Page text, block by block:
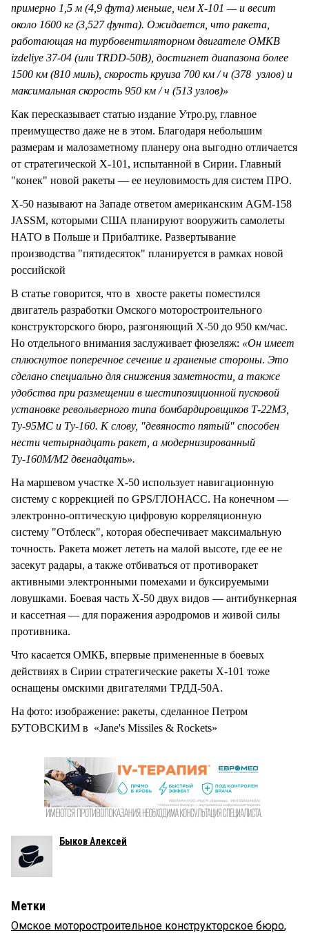
примерно 1,5 м (4,9 фута) меньше, чем Х-101 — и весит
около 1600 кг (3,527 фунта). Ожидается, что ракета,
работающая на турбовентиляторном двигателе OMKB
izdeliye 37-04 (или TRDD-50B), достигнет диапазона более
1500 км (810 миль), скорость круиза 700 км / ч (378 узлов) и
максимальная скорость 950 км / ч (513 узлов)»
Как пересказывает статью издание Утро.ру, главное
преимущество даже не в этом. Благодаря небольшим
размерам и малозаметному планеру она выгодно отличается
от стратегической X-101, испытанной в Сирии. Главный
"конек" новой ракеты — ее неуловимость для систем ПРО.
X-50 называют на Западе ответом американским AGM-158
JASSM, которыми США планируют вооружить самолеты
НАТО в Польше и Прибалтике. Развертывание
производства "пятидесяток" планируется в рамках новой
российской
В статье говорится, что в хвосте ракеты поместился
двигатель разработки Омского моторостроительного
конструкторского бюро, разгоняющий X-50 до 950 км/час.
Но отдельного внимания заслуживает фюзеляж: «Он имеет
сплюснутое поперечное сечение и граненые стороны. Это
сделано специально для снижения заметности, а также
удобства при размещении в шестипозиционной пусковой
установке револьверного типа бомбардировщиков Т-22М3,
Ту-95МС и Ту-160. К слову, "девяносто пятый" способен
нести четырнадцать ракет, а модернизированный
Ту-160М/М2 двенадцать».
На маршевом участке Х-50 использует навигационную
систему с коррекцией по GPS/ГЛОНАСС. На конечном —
электронно-оптическую цифровую корреляционную
систему "Отблеск", которая обеспечивает максимальную
точность. Ракета может лететь на малой высоте, где ее не
засекут радары, а также отбиваться от противоракет
активными электронными помехами и буксируемыми
ловушками. Боевая часть Х-50 двух видов — антибункерная
и кассетная — для поражения аэродромов и живой силы
противника.
Что касается ОМКБ, впервые примененные в боевых
действиях в Сирии стратегические ракеты Х-101 тоже
оснащены омскими двигателями ТРДД-50А.
На фото: изображение: ракеты, сделанное Петром
БУТОВСКИМ в «Jane's Missiles & Rockets»
Быков Алексей
Метки
Омское моторостроительное конструкторское бюро,